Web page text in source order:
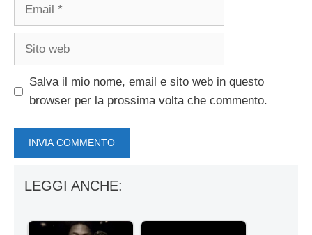
Sito
Salva il mio nome, email e sito web in questo
browser per la prossima volta che commento.
LEGGI ANCHE: